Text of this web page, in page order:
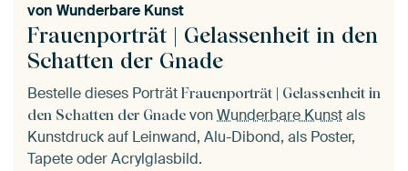
Frauenporträt | Gelassenheit in den
Schatten der Gnade
von Wunderbare Kunst
Bestelle dieses Porträt Frauenporträt | Gelassenheit in
den Schatten der Gnade vonWunderbare Kunstals
Kunstdruck auf Leinwand, Alu-Dibond, als Poster,
Tapete oder Acrylglasbild.